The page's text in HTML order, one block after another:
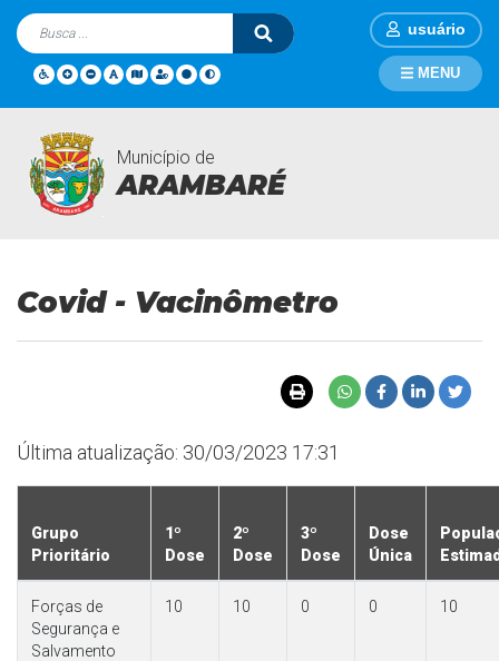
usuário
Município de
ARAMBARÉ
MENU
Covid - Vacinômetro Página Inicial
Covid - Vacinômetro
Última atualização: 30/03/2023 17:31
Grupo
Prioritário
1º
Dose
2º
Dose
3º
Dose
Dose
Única
Forças de
Segurança e
Salvamento
10 10 0 0 10